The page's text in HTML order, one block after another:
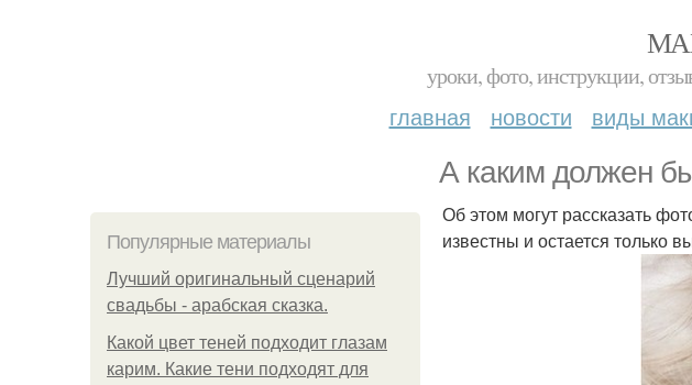
уроки, фото, инструкции,
главная новости виды
А каким должен
Популярные материалы
Лучший оригинальный сценарий
свадьбы - арабская сказка.
Какой цвет теней подходит глазам
карим. Какие тени подходят для
Об этом могут рассказать
известны и остается только